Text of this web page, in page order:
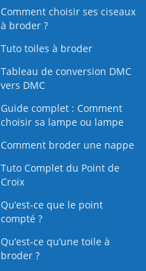
Comment choisir ses ciseaux
à broder ?
Tuto toiles à broder
Tableau de conversion DMC
vers DMC
Guide complet : Comment
choisir sa lampe ou lampe
Comment broder une nappe
Tuto Complet du Point de
Croix
Qu’est-ce que le point
compté ?
Qu’est‑ce qu’une toile à
broder ?